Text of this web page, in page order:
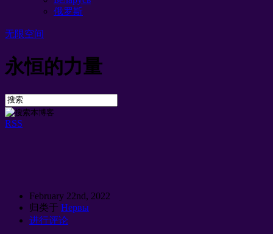
俄罗斯
无限空间
永恒的力量
RSS
February 22nd, 2022
归类于 Нервы
进行评论